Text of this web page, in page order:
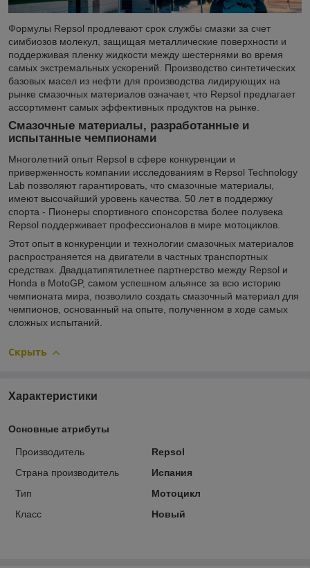
Формулы Repsol продлевают срок службы смазки за счет
симбиозов молекул, защищая металлические поверхности и
поддерживая пленку жидкости между шестернями во время
самых экстремальных ускорений. Производство синтетических
базовых масел из нефти для производства лидирующих на
рынке смазочных материалов означает, что Repsol предлагает
ассортимент самых эффективных продуктов на рынке.
Смазочные материалы, разработанные и
испытанные чемпионами
Многолетний опыт Repsol в сфере конкуренции и
приверженность компании исследованиям в Repsol Technology
Lab позволяют гарантировать, что смазочные материалы,
имеют высочайший уровень качества. 50 лет в поддержку
спорта - Пионеры спортивного спонсорства более полувека
Repsol поддерживает профессионалов в мире мотоциклов.
Этот опыт в конкуренции и технологии смазочных материалов
распространяется на двигатели в частных транспортных
средствах. Двадцатипятилетнее партнерство между Repsol и
Honda в MotoGP, самом успешном альянсе за всю историю
чемпионата мира, позволило создать смазочный материал для
чемпионов, основанный на опыте, полученном в ходе самых
сложных испытаний.
Скрыть
Характеристики
Основные атрибуты
Производитель
Repsol
Страна производитель
Испания
Тип
Мотоцикл
Класс
Новый